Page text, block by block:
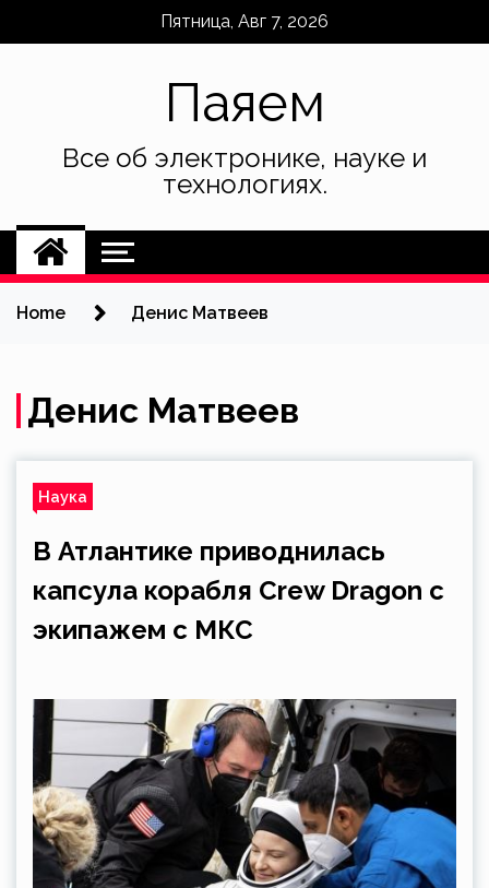
Пятница, Авг 7, 2026
Паяем
Все об электронике, науке и
технологиях.
Home Денис Матвеев
Денис Матвеев
Наука
В Атлантике приводнилась
капсула корабля Crew Dragon с
экипажем с МКС